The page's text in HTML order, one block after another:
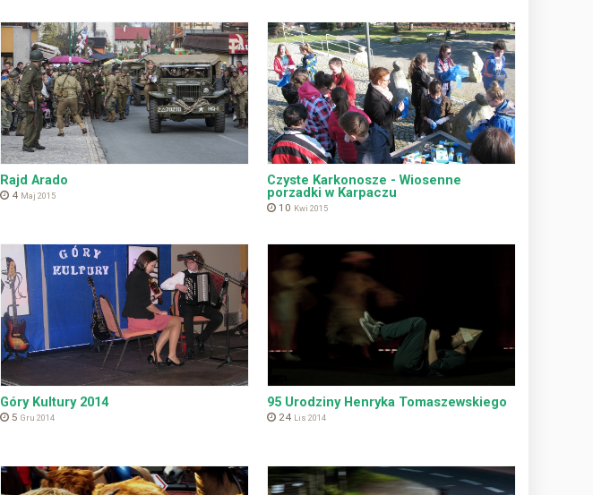
Rajd Arado
4 Maj 2015
Czyste Karkonosze - Wiosenne
porzadki w Karpaczu
10 Kwi 2015
Góry Kultury 2014
5 Gru 2014
95 Urodziny Henryka Tomaszewskiego
24 Lis 2014